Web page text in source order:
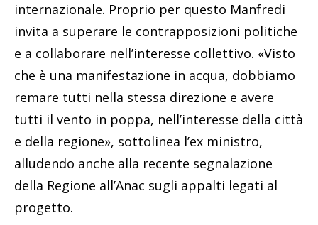
internazionale. Proprio per questo Manfredi
invita a superare le contrapposizioni politiche
e a collaborare nell’interesse collettivo. «Visto
che è una manifestazione in acqua, dobbiamo
remare tutti nella stessa direzione e avere
tutti il vento in poppa, nell’interesse della città
e della regione», sottolinea l’ex ministro,
alludendo anche alla recente segnalazione
della Regione all’Anac sugli appalti legati al
progetto.